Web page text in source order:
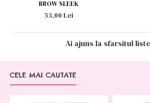
BROW SLEEK
53,00 Lei
Ai ajuns la sfarsitul
CELE MAI CAUTATE